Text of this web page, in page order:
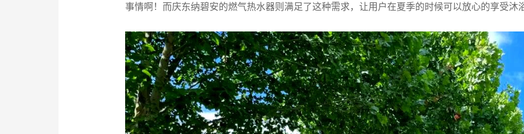
事情啊！而庆东纳碧安的燃气热水器则满足了这种需求，让用户在夏季的时候可以放心的享受沐